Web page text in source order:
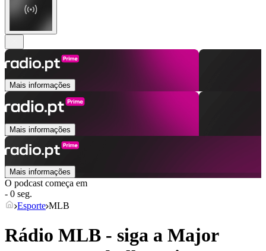
Mais informações
Mais informações
Mais informações
O podcast começa em
- 0 seg.
Esporte MLB
Rádio MLB - siga a Major